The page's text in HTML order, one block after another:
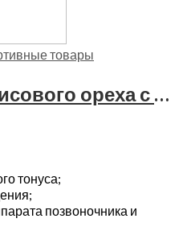
товары
Мяч в форме арахисового ореха с системой «антиразрыв» Trives, М 240 желтый
тонуса;
позвоночника и